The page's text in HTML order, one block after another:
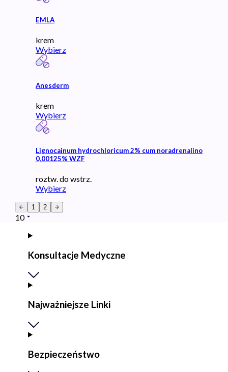
EMLA
krem
Wybierz
Anesderm
krem
Wybierz
Lignocainum hydrochloricum 2% cum noradrenalino
0,00125% WZF
roztw. do wstrz.
Wybierz
1 2
10
Konsultacje Medyczne
Najważniejsze Linki
Bezpieczeństwo